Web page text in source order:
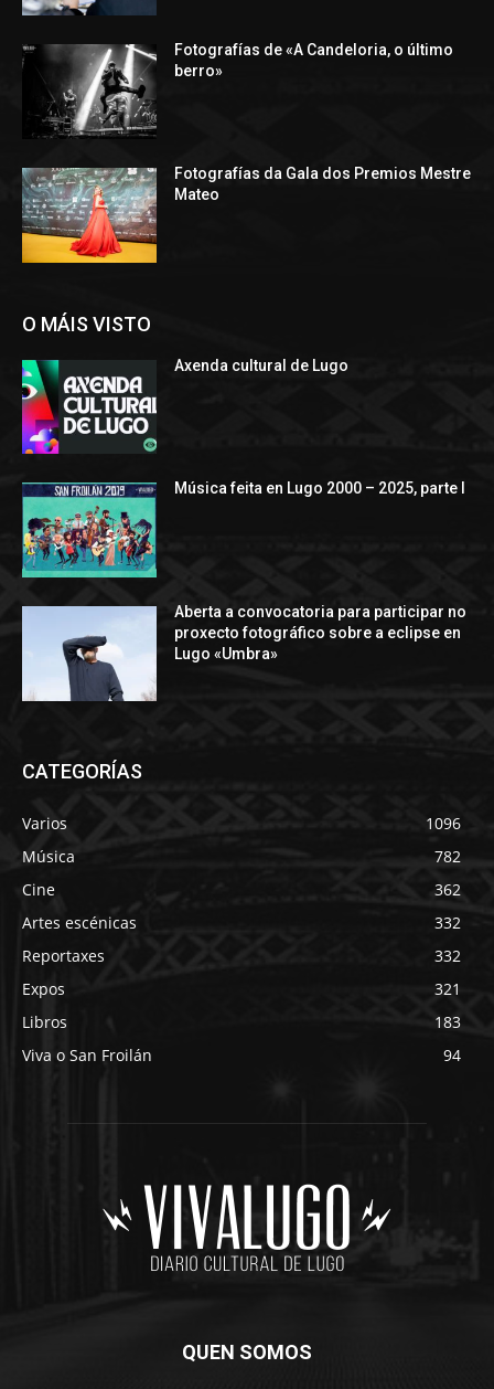
Fotografías de «A Candeloria, o último
berro»
Fotografías da Gala dos Premios Mestre
Mateo
O MÁIS VISTO
Axenda cultural de Lugo
Música feita en Lugo 2000 – 2025, parte I
Aberta a convocatoria para participar no
proxecto fotográfico sobre a eclipse en
Lugo «Umbra»
CATEGORÍAS
Varios
1096
Música
782
Cine
362
Artes escénicas
332
Reportaxes
332
Expos
321
Libros
183
Viva o San Froilán
94
QUEN SOMOS